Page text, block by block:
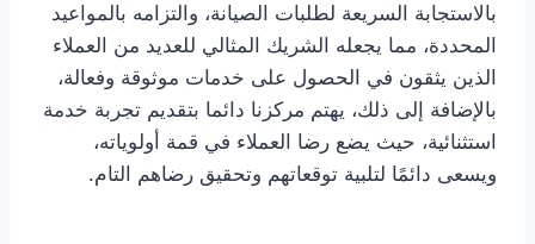
بالاستجابة السريعة لطلبات الصيانة، والتزامه بالمواعيد
المحددة، مما يجعله الشريك المثالي للعديد من العملاء
الذين يثقون في الحصول على خدمات موثوقة وفعالة،
بالإضافة إلى ذلك، يهتم مركزنا دائما بتقديم تجربة خدمة
استثنائية، حيث يضع رضا العملاء في قمة أولوياته،
ويسعى دائمًا لتلبية توقعاتهم وتحقيق رضاهم التام.